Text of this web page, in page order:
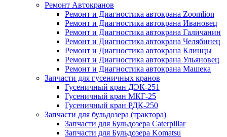
Ремонт Автокранов
Ремонт и Диагностика автокрана Zoomlion
Ремонт и Диагностика автокрана Ивановец
Ремонт и Диагностика автокрана Галичанин
Ремонт и Диагностика автокрана Челябинец
Ремонт и Диагностика автокрана Клинцы
Ремонт и Диагностика автокрана Ульяновец
Ремонт и Диагностика автокрана Машека
Запчасти для гусеничных кранов
Гусеничный кран ДЭК-251
Гусеничный кран МКГ-25
Гусеничный кран РДК-250
Запчасти для бульдозера (трактора)
Запчасти для Бульдозера Caterpillar
Запчасти для Бульдозера Komatsu